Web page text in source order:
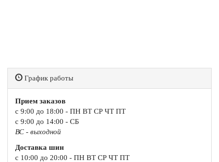
График работы
Прием заказов
с 9:00 до 18:00 - ПН ВТ СР ЧТ ПТ
с 9:00 до 14:00 - СБ
ВС - выходной
Доставка шин
с 10:00 до 20:00 - ПН ВТ СР ЧТ ПТ